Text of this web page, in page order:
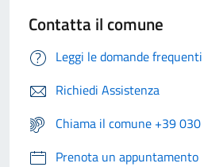
Contatta il comune
Leggi le domande frequenti
Richiedi Assistenza
Chiama il comune +39
Prenota un appuntamento